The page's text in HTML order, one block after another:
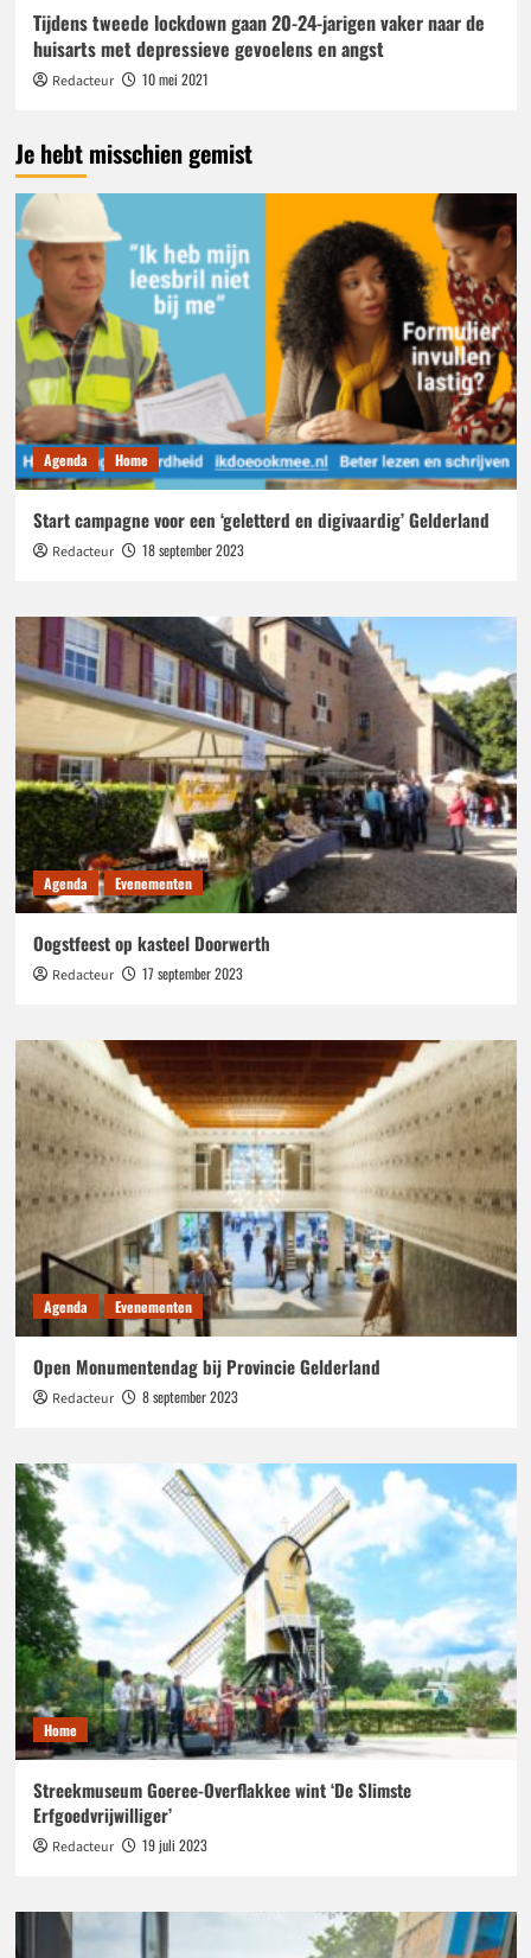
Tijdens tweede lockdown gaan 20-24-jarigen vaker naar de
huisarts met depressieve gevoelens en angst
Redacteur 10 mei 2021
Je hebt misschien gemist
Agenda Home
Start campagne voor een ‘geletterd en digivaardig’ Gelderland
Redacteur 18 september 2023
Agenda Evenementen
Oogstfeest op kasteel Doorwerth
Redacteur 17 september 2023
Agenda Evenementen
Open Monumentendag bij Provincie Gelderland
Redacteur 8 september 2023
Home
Streekmuseum Goeree-Overflakkee wint ‘De Slimste
Erfgoedvrijwilliger’
Redacteur 19 juli 2023